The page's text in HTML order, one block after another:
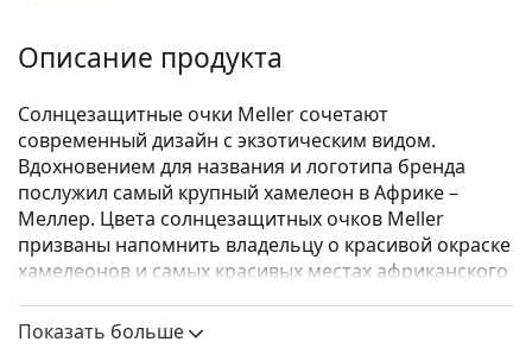
Описание продукта
Солнцезащитные очки Meller сочетают
современный дизайн с экзотическим видом.
Вдохновением для названия и логотипа бренда
послужил самый крупный хамелеон в Африке –
Меллер. Цвета солнцезащитных очков Meller
призваны напомнить владельцу о красивой окраске
хамелеонов и самых красивых местах африканского
являются движущей силой этого модного бренда из
Показать больше